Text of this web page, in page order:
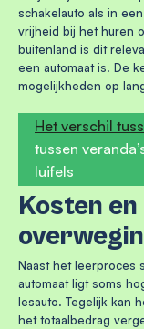
schakelauto als in
vrijheid bij het huren
buitenland is dit
een automaat is. De
mogelijkheden op
Het verschil
tussen
luifels
Kosten
Naast het leerproces
automaat ligt soms
lesauto. Tegelijk kan
het totaalbedrag